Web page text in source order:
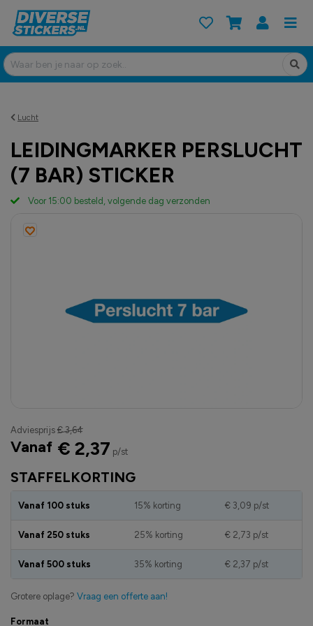
Lucht
LEIDINGMARKER PERSLUCHT
(7 BAR) STICKER
Formaat
STAFFELKORTING
Vanaf 100 stuks 15% korting € 3,09 p/st
Vanaf 250 stuks 25% korting € 2,73 p/st
Vanaf 500 stuks 35% korting € 2,37 p/st
Grotere oplage? Vraag een offerte aan!
Adviesprijs € 3,64
Vanaf € 2,37 p/st
Voor 15:00 besteld, volgende dag verzonden